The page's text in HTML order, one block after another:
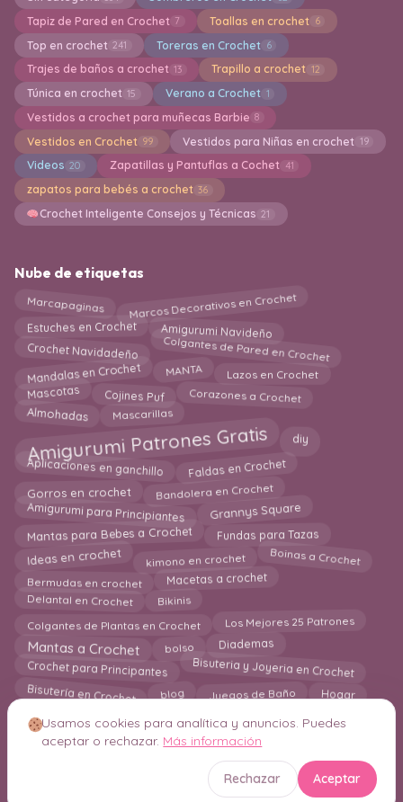
Tapiz de Pared en Crochet 7 Toallas en crochet 6
Top en crochet 241 Toreras en Crochet 6
Trajes de baños a crochet 13 Trapillo a crochet 12
Túnica en crochet 15 Verano a Crochet 1
Vestidos a crochet para muñecas Barbie 8
Vestidos en Crochet 99 Vestidos para Niñas en crochet 19
Videos 20 Zapatillas y Pantuflas a Cochet 41
zapatos para bebés a crochet 36
Crochet Inteligente Consejos y Técnicas 21
Nube de etiquetas
Marcapaginas Marcos Decorativos en Crochet
Estuches en Crochet Amigurumi Navideño
Crochet Navidadeño Colgantes de Pared en Crochet
Mandalas en Crochet MANTA Lazos en Crochet
Mascotas Cojines Puf Corazones a Crochet
Almohadas Mascarillas
Amigurumi Patrones Gratis diy
Aplicaciones en ganchillo Faldas en Crochet
Gorros en crochet Bandolera en Crochet
Amigurumi para Principiantes Grannys Square
Mantas para Bebes a Crochet Fundas para Tazas
Ideas en crochet kimono en crochet Boinas a Crochet
Bermudas en crochet Macetas a crochet
Delantal en Crochet Bikinis
Colgantes de Plantas en Crochet Los Mejores 25 Patrones
Mantas a Crochet bolso Diademas
Crochet para Principantes Bisuteria y Joyeria en Crochet
Bisutería en Crochet blog Juegos de Baño Hogar
Crochet para Principiantes Alfombras
Guantes
Usamos cookies para analítica y anuncios. Puedes
aceptar o rechazar. Más información
Rechazar Aceptar